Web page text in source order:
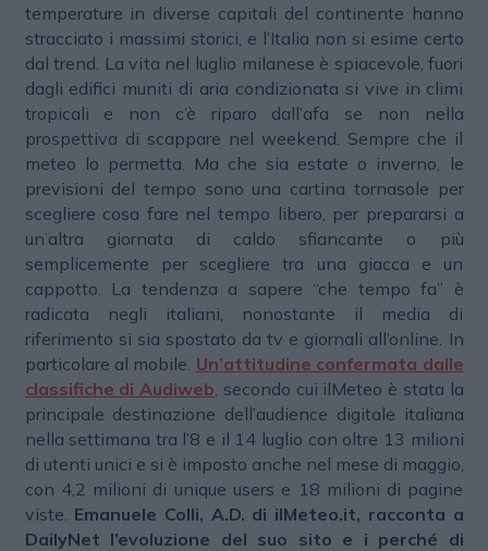
temperature in diverse capitali del continente hanno
stracciato i massimi storici, e l’Italia non si esime certo
dal trend. La vita nel luglio milanese è spiacevole, fuori
dagli edifici muniti di aria condizionata si vive in climi
tropicali e non c’è riparo dall’afa se non nella
prospettiva di scappare nel weekend. Sempre che il
meteo lo permetta. Ma che sia estate o inverno, le
previsioni del tempo sono una cartina tornasole per
scegliere cosa fare nel tempo libero, per prepararsi a
un’altra giornata di caldo sfiancante o più
semplicemente per scegliere tra una giacca e un
cappotto. La tendenza a sapere “che tempo fa” è
radicata negli italiani, nonostante il media di
riferimento si sia spostato da tv e giornali all’online. In
particolare al mobile. Un’attitudine confermata dalle
classifiche di Audiweb , secondo cui ilMeteo è stata la
principale destinazione dell’audience digitale italiana
nella settimana tra l’8 e il 14 luglio con oltre 13 milioni
di utenti unici e si è imposto anche nel mese di maggio,
con 4,2 milioni di unique users e 18 milioni di pagine
viste. Emanuele Colli, A.D. di ilMeteo.it, racconta a
DailyNet l’evoluzione del suo sito e i perché di